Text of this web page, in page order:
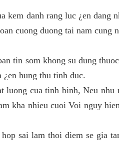
kem danh rang luc ¿en dang
cuong duong tai nam cung
tin som khong su dung
hung thu tinh duc.
cua tinh binh, Neu nhu
kha nhieu cuoi Voi nguy
sai lam thoi diem se gia